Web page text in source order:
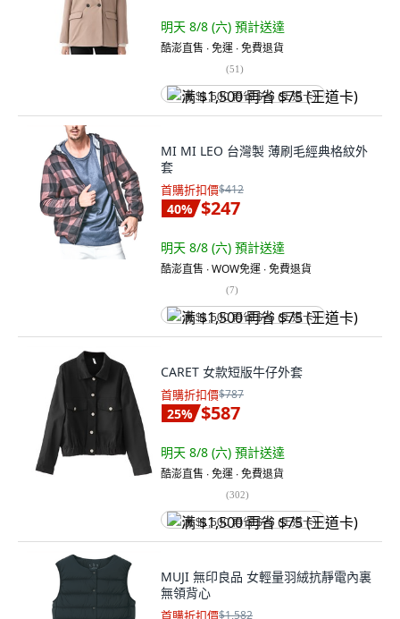
明天 8/8 (六) 預計送達
酷澎直售 ∙ 免運 ∙ 免費退貨
(51)
满 $1,500 再省 $75 (王道卡)
MI MI LEO 台灣製 薄刷毛經典格紋外
套
首購折扣價$412
40% $247
明天 8/8 (六) 預計送達
酷澎直售 ∙ WOW免運 ∙ 免費退貨
(7)
满 $1,500 再省 $75 (王道卡)
CARET 女款短版牛仔外套
首購折扣價$787
25% $587
明天 8/8 (六) 預計送達
酷澎直售 ∙ 免運 ∙ 免費退貨
(302)
满 $1,500 再省 $75 (王道卡)
MUJI 無印良品 女輕量羽絨抗靜電內裏
無領背心
首購折扣價$1,582